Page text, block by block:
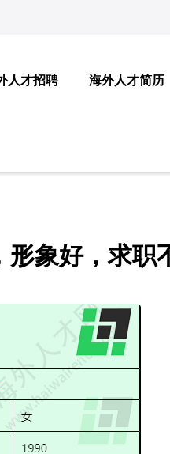
人才招聘 海外人才简历
象好，求职